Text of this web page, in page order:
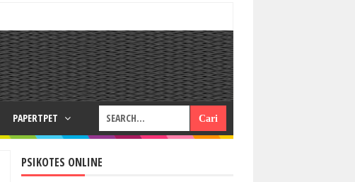
PAPERTPET
PSIKOTES ONLINE